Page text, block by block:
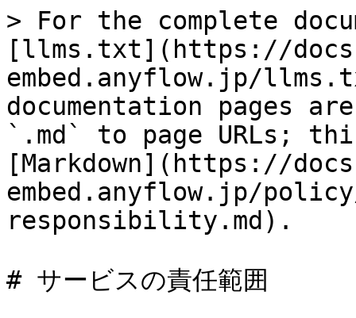
> For the complete
[llms.txt](https://
embed.anyflow.jp/
documentation pages
`.md` to page URLs;
[Markdown](https://
embed.anyflow.jp/
responsibility.md).
# サービスの責任範囲